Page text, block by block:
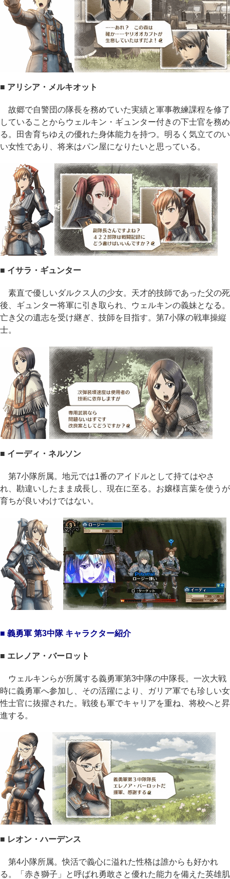
■ アリシア・メルキオット
故郷で自警団の隊長を務めていた実績と軍事教練課程を修了
していることからウェルキン・ギュンター付きの下士官を務め
る。田舎育ちゆえの優れた身体能力を持つ。明るく気立てのい
い女性であり、将来はパン屋になりたいと思っている。
■ イサラ・ギュンター
素直で優しいダルクス人の少女。天才的技師であった父の死
後、ギュンター将軍に引き取られ、ウェルキンの義妹となる。
亡き父の遺志を受け継ぎ、技師を目指す。第7小隊の戦車操縦
士。
■ イーディ・ネルソン
第7小隊所属。地元では1番のアイドルとして持てはやさ
れ、勘違いしたまま成長し、現在に至る。お嬢様言葉を使うが
育ちが良いわけではない。
■ 義勇軍 第3中隊 キャラクター紹介
■ エレノア・バーロット
ウェルキンらが所属する義勇軍第3中隊の中隊長。一次大戦
時に義勇軍へ参加し、その活躍により、ガリア軍でも珍しい女
性士官に抜擢された。戦後も軍でキャリアを重ね、将校へと昇
進する。
■ レオン・ハーデンス
第4小隊所属。快活で義心に溢れた性格は誰からも好かれ
る。「赤き獅子」と呼ばれ勇敢さと優れた能力を備えた英雄肌